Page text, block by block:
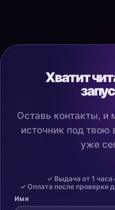
Хватит
Оставь контакты, и
источник под твою
уже
✓ Выдача от 1 часа
✓ Оплата после проверки
Имя